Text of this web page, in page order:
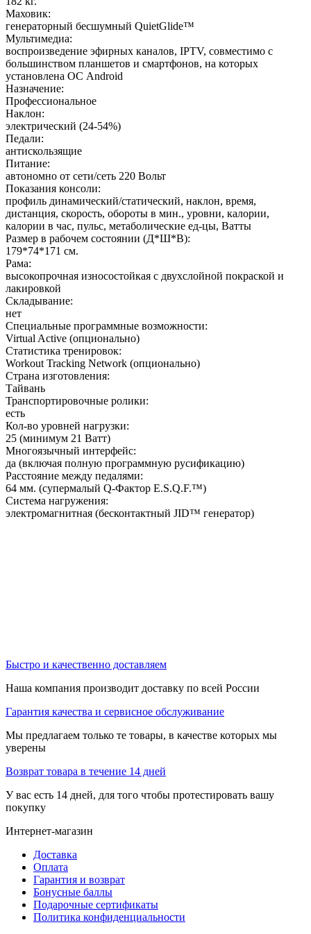
Маховик:
генераторный бесшумный QuietGlide™
Мультимедиа:
воспроизведение эфирных каналов, IPTV, совместимо с
большинством планшетов и смартфонов, на которых
установлена ОС Android
Назначение:
Профессиональное
Наклон:
электрический (24-54%)
Педали:
антискользящие
Питание:
автономно от сети/сеть 220 Вольт
Показания консоли:
профиль динамический/статический, наклон, время,
дистанция, скорость, обороты в мин., уровни, калории,
калории в час, пульс, метаболические ед-цы, Ватты
Размер в рабочем состоянии (Д*Ш*В):
179*74*171 см.
Рама:
высокопрочная износостойкая с двухслойной покраской и
лакировкой
Складывание:
нет
Специальные программные возможности:
Virtual Active (опционально)
Статистика тренировок:
Workout Tracking Network (опционально)
Страна изготовления:
Тайвань
Транспортировочные ролики:
есть
Кол-во уровней нагрузки:
25 (минимум 21 Ватт)
Многоязычный интерфейс:
да (включая полную программную русификацию)
Расстояние между педалями:
64 мм. (супермалый Q-Фактор E.S.Q.F.™)
Система нагружения:
электромагнитная (бесконтактный JID™ генератор)
Быстро и качественно доставляем
Наша компания производит доставку по всей России
Гарантия качества и сервисное обслуживание
Мы предлагаем только те товары, в качестве которых мы
уверены
Возврат товара в течение 14 дней
У вас есть 14 дней, для того чтобы протестировать вашу
покупку
Интернет-магазин
Доставка
Оплата
Гарантия и возврат
Бонусные баллы
Подарочные сертификаты
Политика конфиденциальности